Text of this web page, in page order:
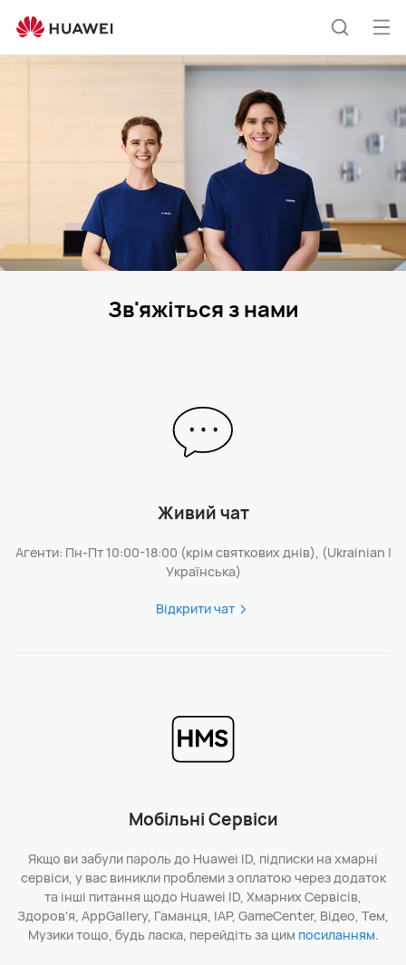
нами
Пошук
Зв'яжіться з нами
Живий чат
Агенти: Пн-Пт 10:00-18:00 (крім святкових днів), (Ukrainian |
Українська)
Відкрити чат
Мобільні Сервіси
Якщо ви забули пароль до Huawei ID, підписки на хмарні
сервіси, у вас виникли проблеми з оплатою через додаток
та інші питання щодо Huawei ID, Хмарних Сервісів,
Здоров'я, AppGallery, Гаманця, IAP, GameCenter, Відео, Тем,
Музики тощо, будь ласка, перейдіть за цим посиланням.